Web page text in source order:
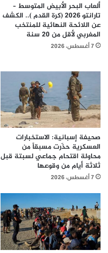
ألعاب البحر الأبيض المتوسط –
تارانتو 2026 (كرة القدم ).. الكشف
عن اللائحة النهائية للمنتخب
المغربي لأقل من 20 سنة
7 أغسطس، 2026
صحيفة إسبانية: الاستخبارات
العسكرية حذّرت مسبقاً من
محاولة اقتحام جماعي لسبتة قبل
ثلاثة أيام من وقوعها
7 أغسطس، 2026